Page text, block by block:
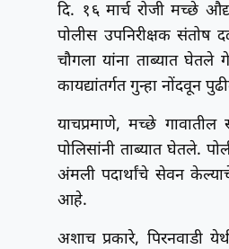
दि. १६ मार्च रोजी मच्छे
पोलीस उपनिरीक्षक संतोष
चौगला यांना ताब्यात
कायद्यांतर्गत गुन्हा नोंदवून
याचप्रमाणे, मच्छे गावातील
पोलिसांनी ताब्यात घेतले.
अंमली पदार्थांचे सेवन
आहे.
अशाच प्रकारे, पिरनवाडी